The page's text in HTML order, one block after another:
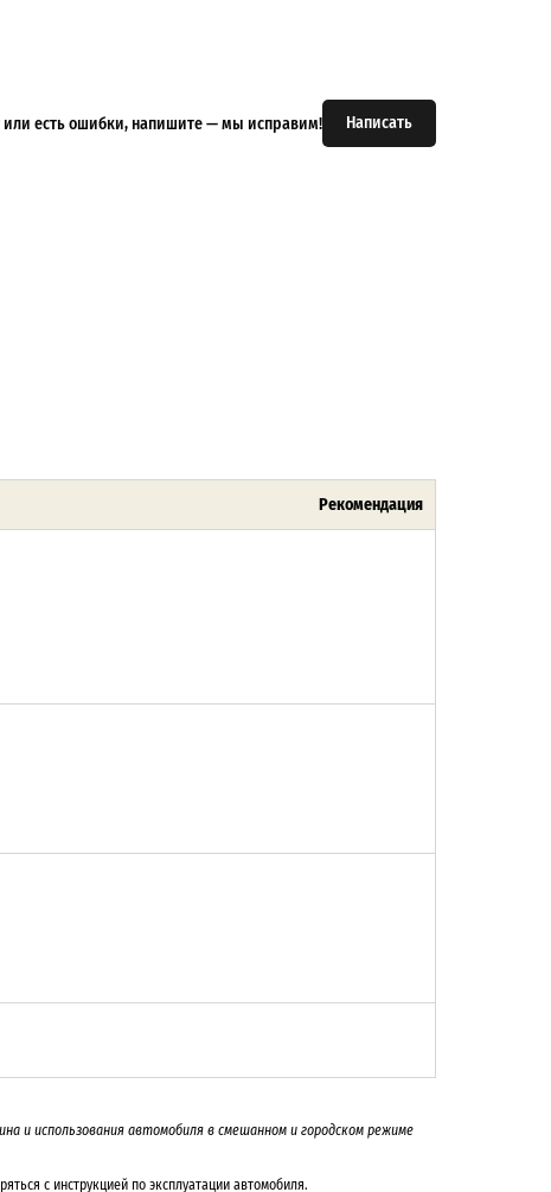
Написать
или есть ошибки, напишите — мы исправим!
Рекомендация
и использования автомобиля в смешанном и городском режиме
с инструкцией по эксплуатации автомобиля.